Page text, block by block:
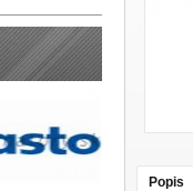
Popis